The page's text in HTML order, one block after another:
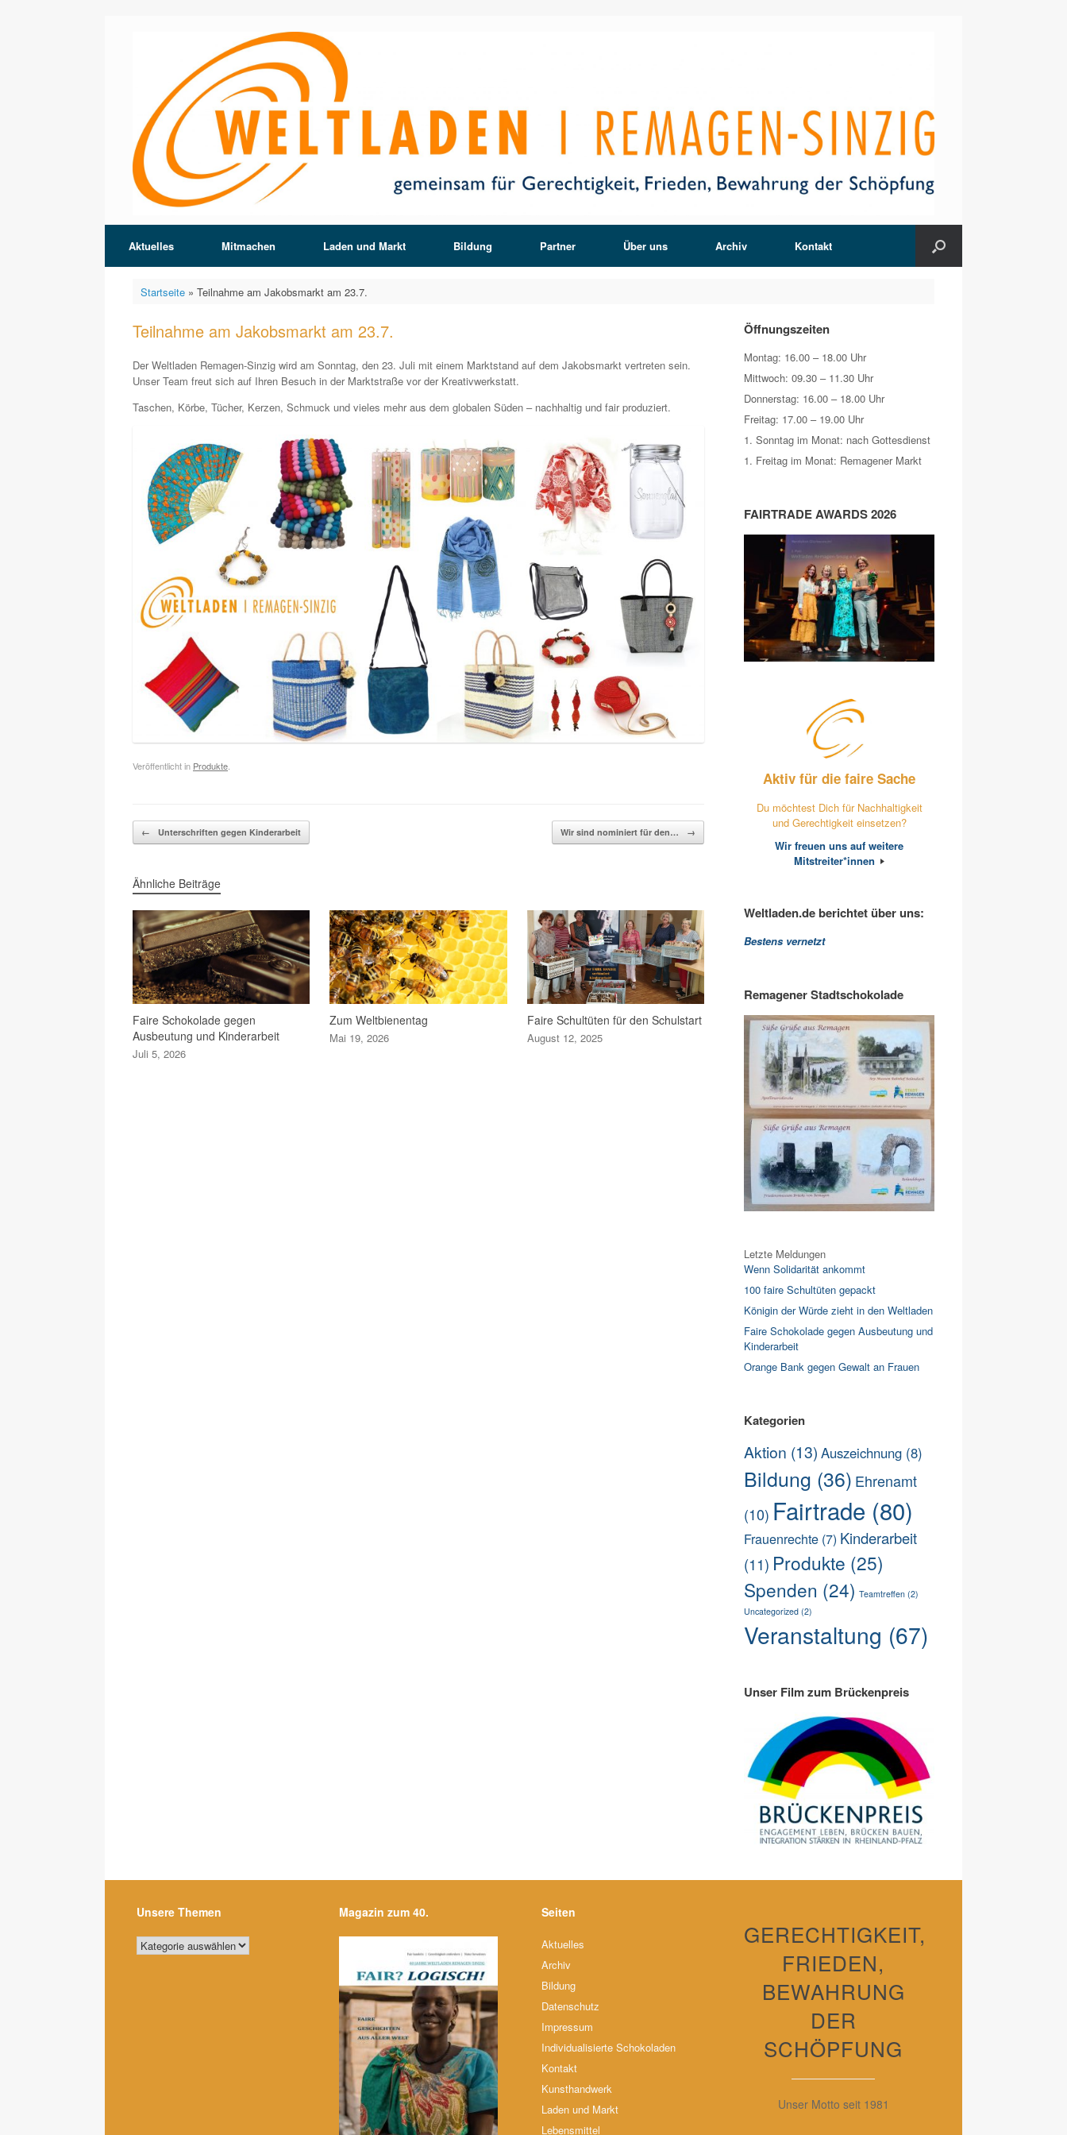
Aktuelles Mitmachen Laden und Markt Bildung Partner Über uns Archiv Kontakt
Startseite» Teilnahme am Jakobsmarkt am 23.7.
Teilnahme am Jakobsmarkt am 23.7.
Der Weltladen Remagen-Sinzig wird am Sonntag, den 23. Juli mit einem Marktstand auf dem Jakobsmarkt vertreten sein.
Unser Team freut sich auf Ihren Besuch in der Marktstraße vor der Kreativwerkstatt.
Taschen, Körbe, Tücher, Kerzen, Schmuck und vieles mehr aus dem globalen Süden – nachhaltig und fair produziert.
Veröffentlicht in Produkte.
Beitragsnavigation
← Unterschriften gegen Kinderarbeit Wir sind nominiert für den… →
Ähnliche Beiträge
Faire Schokolade gegen
Ausbeutung und Kinderarbeit
Juli 5, 2026
Zum Weltbienentag
Mai 19, 2026
Faire Schultüten für den Schulstart
August 12, 2025
Öffnungszeiten
Montag: 16.00 – 18.00 Uhr
Mittwoch: 09.30 – 11.30 Uhr
Donnerstag: 16.00 – 18.00 Uhr
Freitag: 17.00 – 19.00 Uhr
1. Sonntag im Monat: nach Gottesdienst
1. Freitag im Monat: Remagener Markt
FAIRTRADE AWARDS 2026
Aktiv für die faire Sache
Du möchtest Dich für Nachhaltigkeit
und Gerechtigkeit einsetzen?
Wir freuen uns auf weitere
Mitstreiter*innen
Weltladen.de berichtet über uns:
Bestens vernetzt
Remagener Stadtschokolade
Letzte Meldungen
Wenn Solidarität ankommt
100 faire Schultüten gepackt
Königin der Würde zieht in den Weltladen
Faire Schokolade gegen Ausbeutung und
Kinderarbeit
Orange Bank gegen Gewalt an Frauen
Kategorien
Aktion (13) Auszeichnung (8)
Bildung (36) Ehrenamt
(10) Fairtrade (80)
Frauenrechte (7) Kinderarbeit
(11) Produkte (25)
Spenden (24) Teamtreffen (2)
Uncategorized (2)
Veranstaltung (67)
Unser Film zum Brückenpreis
Unsere Themen
Unsere
Themen
Magazin zum 40. Seiten
Aktuelles
Archiv
Bildung
Datenschutz
Impressum
Individualisierte Schokoladen
Kontakt
Kunsthandwerk
Laden und Markt
Lebensmittel
GERECHTIGKEIT,
FRIEDEN,
BEWAHRUNG
DER
SCHÖPFUNG
Unser Motto seit 1981